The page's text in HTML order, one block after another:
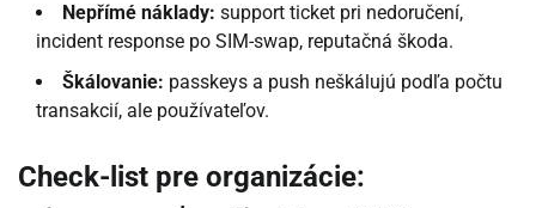
Nepřímé náklady: support ticket pri nedoručení,
incident response po SIM-swap, reputačná škoda.
Škálovanie: passkeys a push neškálujú podľa počtu
transakcií, ale používateľov.
Check-list pre organizácie: